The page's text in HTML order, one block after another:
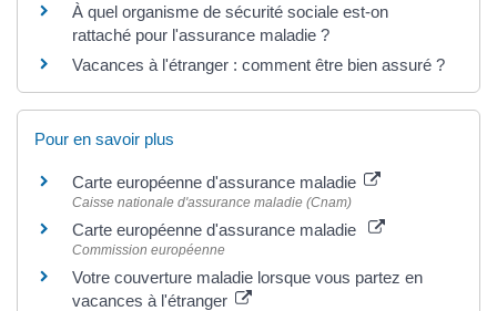
À quel organisme de sécurité sociale est-on
rattaché pour l'assurance maladie ?
Vacances à l'étranger : comment être bien assuré ?
Pour en savoir plus
Carte européenne d'assurance maladie
Caisse nationale d'assurance maladie (Cnam)
Carte européenne d'assurance maladie
Commission européenne
Votre couverture maladie lorsque vous partez en
vacances à l'étranger